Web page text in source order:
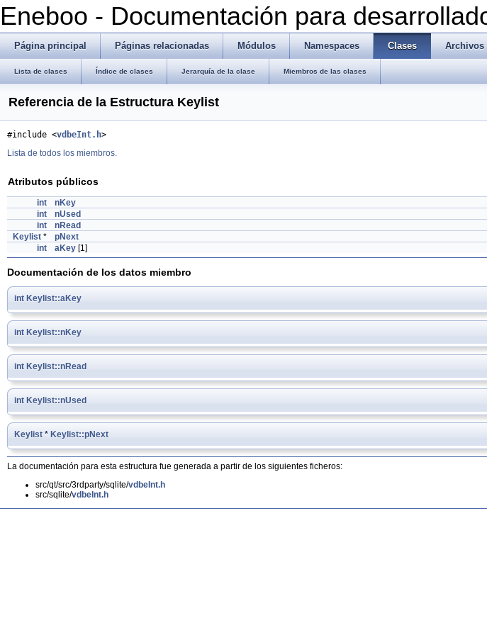
Eneboo - Documentación para
Página principal Páginas relacionadas Módulos Namespaces Clases Archivos
Lista de clases Índice de clases Jerarquía de la clase Miembros de las clases
Referencia de la Estructura Keylist
#include <vdbeInt.h>
Lista de todos los miembros.
Atributos públicos
int
nKey
int
nUsed
int
nRead
Keylist *
pNext
int
aKey [1]
Documentación de los datos miembro
int Keylist::aKey
int Keylist::nKey
int Keylist::nRead
int Keylist::nUsed
Keylist * Keylist::pNext
La documentación para esta estructura fue generada a partir de los siguientes ficheros:
src/qt/src/3rdparty/sqlite/vdbeInt.h
src/sqlite/vdbeInt.h